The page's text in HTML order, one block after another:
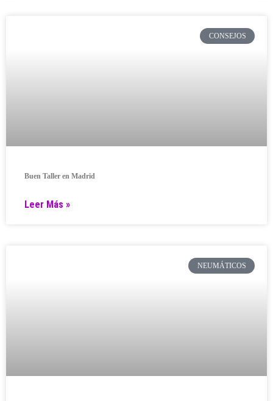
CONSEJOS
Buen Taller en Madrid
Leer Más »
NEUMÁTICOS